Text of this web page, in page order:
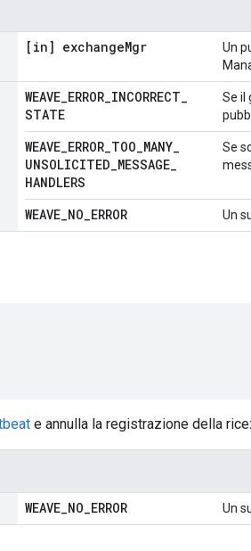
[in] exchangeMgr
Un
WEAVE_ERROR_INCORRECT_
STATE
Se il
WEAVE_ERROR_TOO_MANY_
UNSOLICITED_MESSAGE_
HANDLERS
Se
WEAVE_NO_ERROR Un
e annulla la registrazione della
WEAVE_NO_ERROR Un